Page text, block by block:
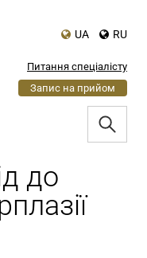
UA RU
Питання спеціалісту
Запис на прийом
до